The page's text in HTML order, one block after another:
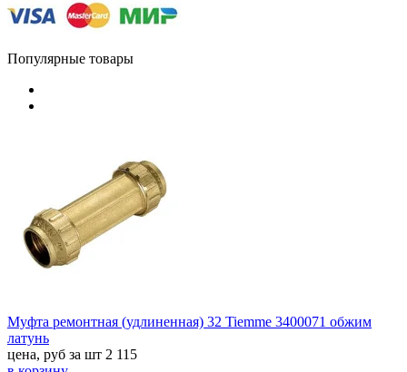
Популярные товары
Муфта ремонтная (удлиненная) 32 Tiemme 3400071 обжим
латунь
цена, руб за шт 2 115